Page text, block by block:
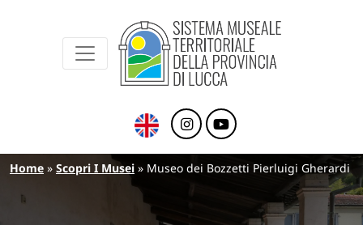
Sistema Museale Territoriale della
Briciole di pane
Home Scopri I Musei Museo dei Bozzetti Pierluigi Gherardi